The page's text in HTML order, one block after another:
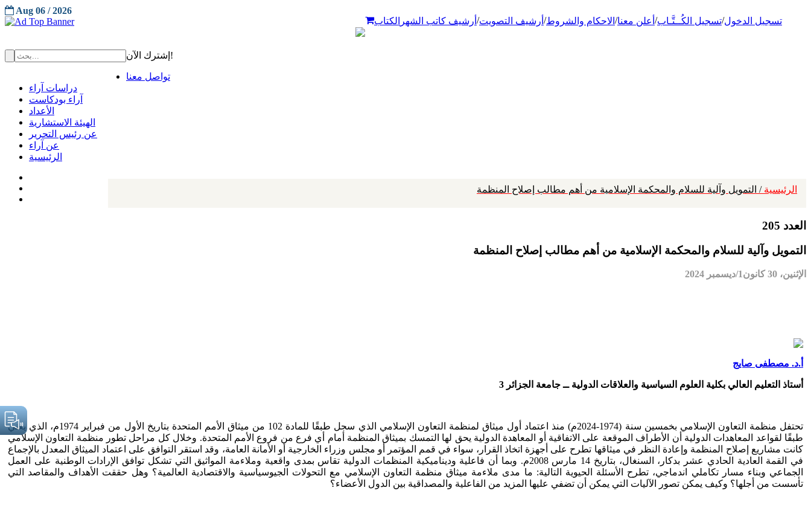
تسجيل الدخول/تسجيل الكُــتَّـاب/ أعلن معنا/ الاحكام والشروط/ أرشيف التصويت/ أرشيف كاتب الشهر الكتاب
Aug 06 / 2026
إشترك الآن!
تواصل معنا
دراسات آراء
آراء بودكاست
الأعداد
الهيئة الاستشارية
عن رئيس التحرير
عن آراء
الرئيسية
الرئيسية / التمويل وآلية للسلام والمحكمة الإسلامية من أهم مطالب إصلاح المنظمة
العدد 205
التمويل وآلية للسلام والمحكمة الإسلامية من أهم مطالب إصلاح المنظمة
الإثنين، 30 كانون1/ديسمبر 2024
أ.د. مصطفى صايج
أستاذ التعليم العالي بكلية العلوم السياسية والعلاقات الدولية ــ جامعة الجزائر 3
تحتفل منظمة التعاون الإسلامي بخمسين سنة (1974-2024م) منذ اعتماد أول ميثاق لمنظمة التعاون الإسلامي الذي سجل طبقًا للمادة 102 من ميثاق الأمم المتحدة بتاريخ الأول من فبراير 1974م، الذي يعني
طبقًا لقواعد المعاهدات الدولية أن الأطراف الموقعة على الاتفاقية أو المعاهدة الدولية يحق لها التمسك بميثاق المنظمة أمام أي فرع من فروع الأمم المتحدة. وخلال كل مراحل تطور منظمة التعاون الإسلامي
كانت مشاريع إصلاح المنظمة وإعادة النظر في ميثاقها تطرح على أجهزة اتخاذ القرار، سواء في قمم المؤتمر أو مجلس وزراء الخارجية أو الأمانة العامة، وقد استقر التوافق على اعتماد الميثاق المعدل بالإجماع
في القمة العادية الحادي عشر بدكار، السنغال، بتاريخ 14 مارس 2008م. وبما أن فاعلية وديناميكية المنظمات الدولية تقاس بمدى واقعية وملاءمة المواثيق التي تشكل توافق الإرادات الوطنية على العمل
الجماعي وبناء مسار تكاملي اندماجي، تطرح الأسئلة الحيوية التالية: ما مدى ملاءمة ميثاق منظمة التعاون الإسلامي مع التحولات الجيوسياسية والاقتصادية العالمية؟ وهل حققت الأهداف والمقاصد التي
تأسست من أجلها؟ وكيف يمكن تصور الآليات التي يمكن أن تضفي عليها المزيد من الفاعلية والمصداقية بين الدول الأعضاء؟